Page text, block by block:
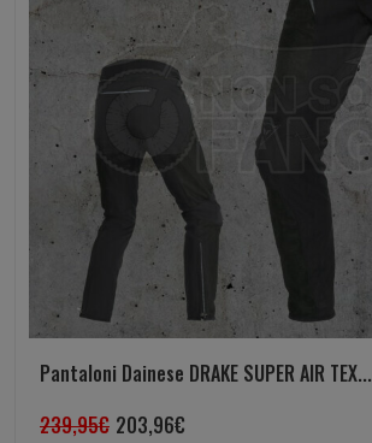
Pantaloni Dainese DRAKE SUPER AIR TEX...
239,95€ 203,96€